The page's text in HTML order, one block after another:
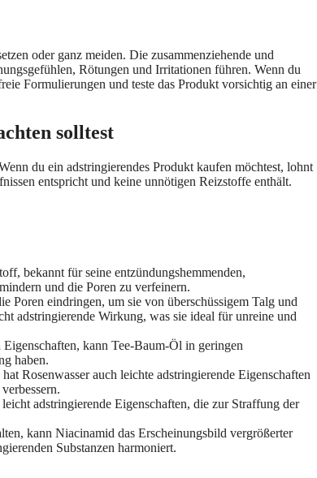
oder ganz meiden. Die zusammenziehende und
Rötungen und Irritationen führen. Wenn du
Formulierungen und teste das Produkt vorsichtig an einer
solltest
du ein adstringierendes Produkt kaufen möchtest, lohnt
entspricht und keine unnötigen Reizstoffe enthält.
bekannt für seine entzündungshemmenden,
und die Poren zu verfeinern.
Poren eindringen, um sie von überschüssigem Talg und
adstringierende Wirkung, was sie ideal für unreine und
kann Tee-Baum-Öl in geringen
haben.
Rosenwasser auch leichte adstringierende Eigenschaften
adstringierende Eigenschaften, die zur Straffung der
kann Niacinamid das Erscheinungsbild vergrößerter
Substanzen harmoniert.